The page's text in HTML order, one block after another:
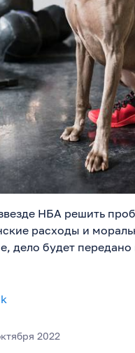
НБА решить
расходы и
дело будет передано
2022